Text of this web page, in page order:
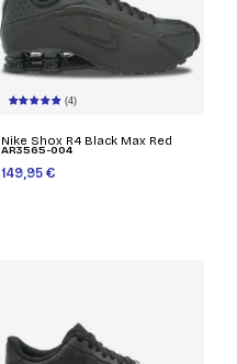
(4)
Nike Shox R4 Black Max Red
AR3565-004
149,95 €